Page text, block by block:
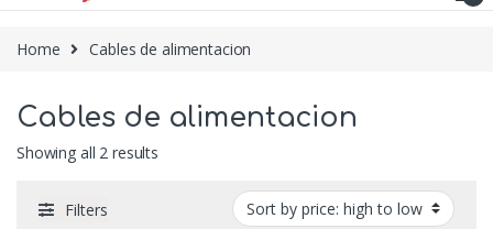
Home Cables de alimentacion
Cables de alimentacion
Showing all 2 results
Filters